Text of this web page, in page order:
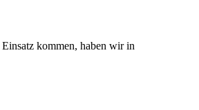
kommen, haben wir in